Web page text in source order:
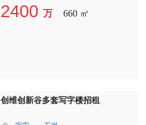
可达100 多万/月，无物业管理费，可
协商清场。 7. 使用年限:53 年 8. 交
业后期升值非常大，手续齐全，非常
可做办公和厂房 1??研发楼13-33楼
（??可做酒店） ?单层建筑面积1500
2400 万 660 ㎡
创维创新谷多套写字楼招租